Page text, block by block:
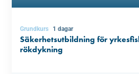
Grundkurs 1 dagar
Säkerhetsutbildning för
rökdykning